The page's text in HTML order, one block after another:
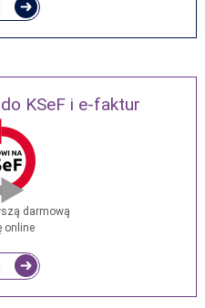
KSeF i e-faktur
darmową
online